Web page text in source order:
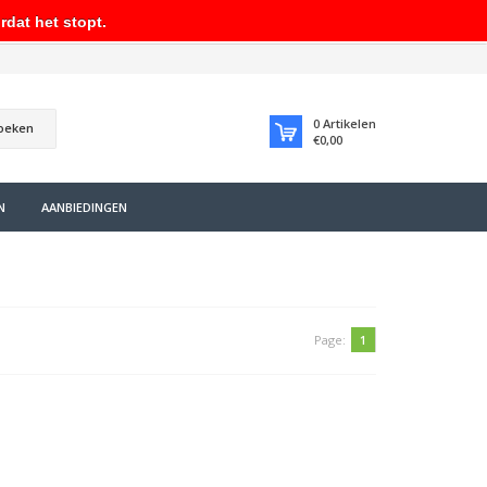
0 Artikelen
€0,00
AANBIEDINGEN
Page: 1
het stopt.